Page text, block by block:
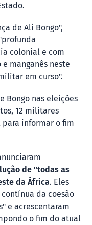
de Ali Bongo",
colonial e com
manganês neste
em curso".
Bongo nas eleições
12 militares
informar o fim
de "todas as
da África. Eles
da coesão
e acrescentaram
o fim do atual